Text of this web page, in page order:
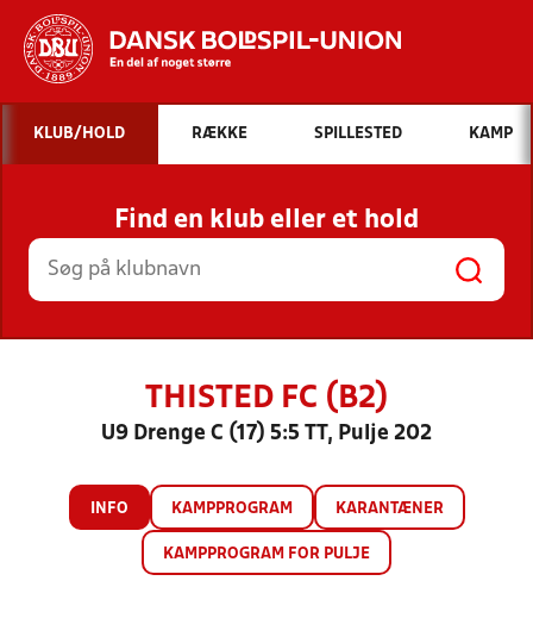
Hvad vil du søge efter?
INDHOLD OG NYHEDER
STILLINGER, RESULTATER, KLUBBER OG
HOLD
KLUB/HOLD RÆKKE SPILLESTED KAMP
Find en klub eller et hold
THISTED FC (B2)
U9 Drenge C (17) 5:5 TT, Pulje 202
INFO KAMPPROGRAM KARANTÆNER
KAMPPROGRAM FOR PULJE